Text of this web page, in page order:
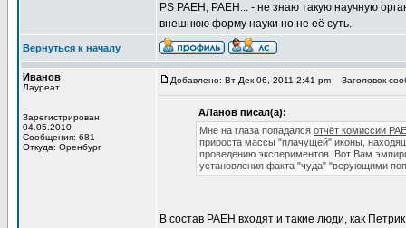
PS РАЕН, РАЕН... - не знаю такую научную
внешнюю форму науки но не её суть.
Вернуться к началу
Иванов
Лауреат
Зарегистрирован:
04.05.2010
Сообщения: 681
Откуда: Оренбург
Добавлено: Вт Дек 06, 2011 2:41 pm Заголовок
АЛанов писал(а):
Мне на глаза попадался отчёт комиссии
прироста массы "плачущей" иконы,
проведению экспериментов. Вот Вам
установления факта "чуда" "верующими
В состав РАЕН входят и такие люди, как